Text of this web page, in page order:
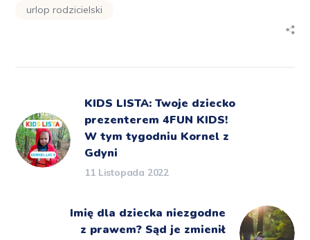
urlop rodzicielski
KIDS LISTA: Twoje dziecko
prezenterem 4FUN KIDS!
W tym tygodniu Kornel z
Gdyni
11 Listopada 2022
Imię dla dziecka niezgodne
z prawem? Sąd je zmienił